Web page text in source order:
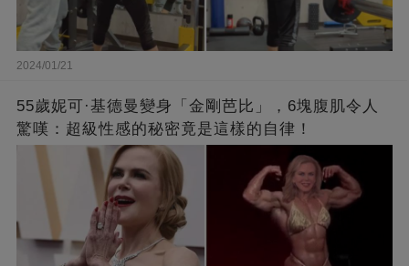
2024/01/21
55歲妮可·基德曼變身「金剛芭比」，6塊腹肌令人
驚嘆：超級性感的秘密竟是這樣的自律！